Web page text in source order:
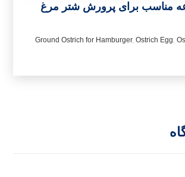
مناسب برای پرورش شتر مرغ
Ground Ostrich for Hamburger, Ostrich Egg,